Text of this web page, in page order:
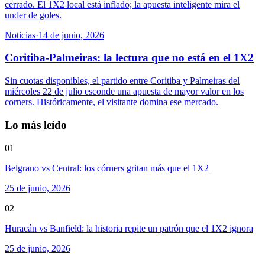
cerrado. El 1X2 local está inflado; la apuesta inteligente mira el
under de goles.
Noticias·14 de junio, 2026
Coritiba-Palmeiras: la lectura que no está en el 1X2
Sin cuotas disponibles, el partido entre Coritiba y Palmeiras del
miércoles 22 de julio esconde una apuesta de mayor valor en los
corners. Históricamente, el visitante domina ese mercado.
Lo más leído
01
Belgrano vs Central: los córners gritan más que el 1X2
25 de junio, 2026
02
Huracán vs Banfield: la historia repite un patrón que el 1X2 ignora
25 de junio, 2026